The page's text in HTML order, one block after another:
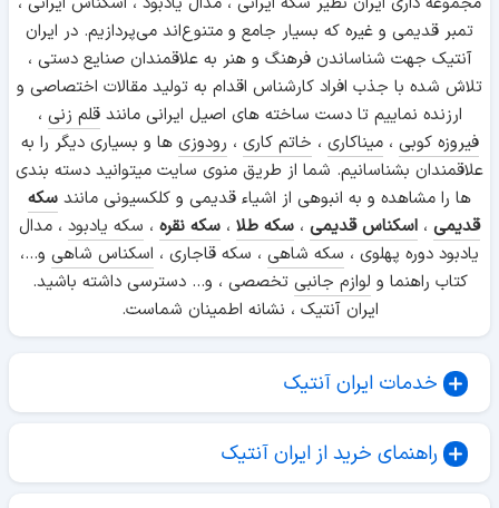
تمبر قدیمی و غیره که بسیار جامع و متنوع‌اند می‌پردازیم. در ایران
آنتیک جهت شناساندن فرهنگ و هنر به علاقمندان صنایع دستی ،
تلاش شده با جذب افراد کارشناس اقدام به تولید مقالات اختصاصی و
ارزنده نماییم تا دست ساخته های اصیل ایرانی مانندقلم زنی ،
فیروزه کوبی ،میناکاری ، خاتم کاری ، رودوزی ها و بسیاری دیگر را به
علاقمندان بشناسانیم. شما از طریق منوی سایت میتوانید دسته بندی
ها را مشاهده و به انبوهی از اشیاء قدیمی و کلکسیونی مانند سکه
قدیمی ، اسکناس قدیمی ، سکه طلا ، سکه نقره ، سکه یادبود ، مدال
یادبود دوره پهلوی ، سکه شاهی ، سکه قاجاری ، اسکناس شاهی و...،
کتاب راهنما و لوازم جانبی تخصصی ، و... دسترسی داشته باشید.
ایران آنتیک ، نشانه اطمینان شماست.
خدمات ایران آنتیک
راهنمای خرید از ایران آنتیک